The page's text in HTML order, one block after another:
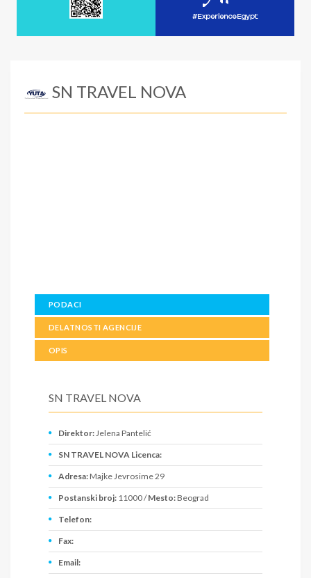
SN TRAVEL NOVA
PODACI
DELATNOSTI AGENCIJE
OPIS
SN TRAVEL NOVA
Direktor:Jelena Pantelić
SN TRAVEL NOVA Licenca:
Adresa: Majke Jevrosime 29
Postanski broj: 11000 /Mesto: Beograd
Telefon:
Fax:
Email: